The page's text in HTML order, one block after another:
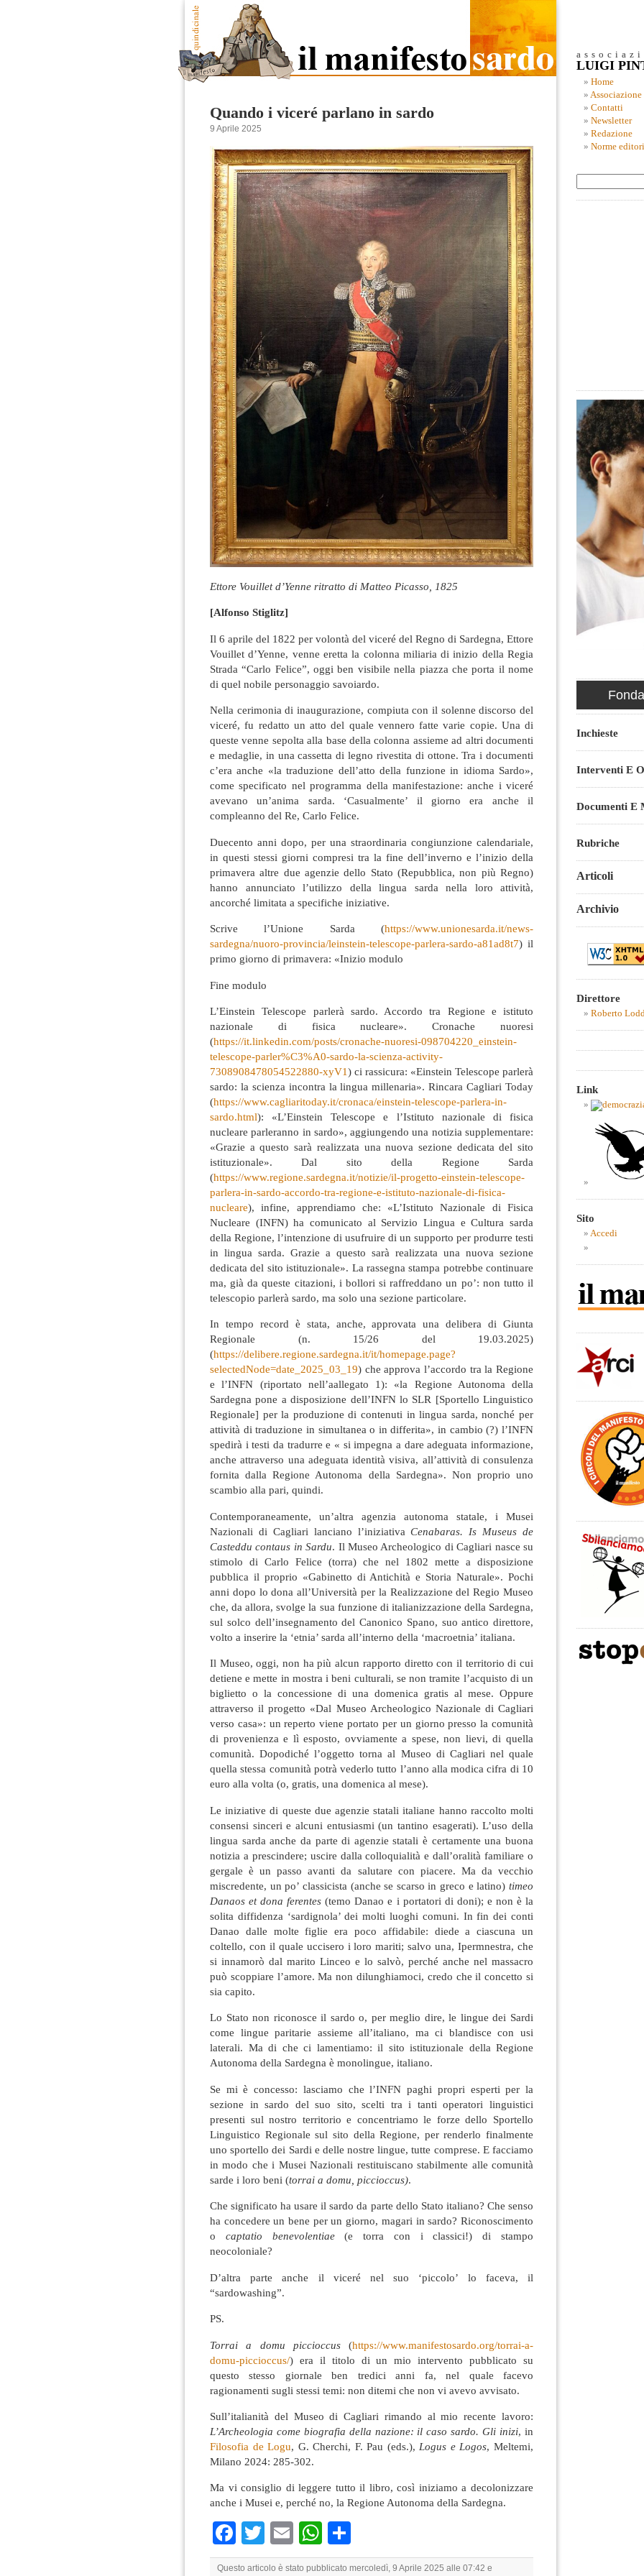
Quando i viceré parlano in sardo
9 Aprile 2025
Ettore Vouillet d’Yenne ritratto di Matteo Picasso, 1825
[Alfonso Stiglitz]
Il 6 aprile del 1822 per volontà del viceré del Regno di Sardegna, Ettore
Vouillet d’Yenne, venne eretta la colonna miliaria di inizio della Regia
Strada “Carlo Felice”, oggi ben visibile nella piazza che porta il nome
di quel nobile personaggio savoiardo.
Nella cerimonia di inaugurazione, compiuta con il solenne discorso del
viceré, fu redatto un atto del quale vennero fatte varie copie. Una di
queste venne sepolta alla base della colonna assieme ad altri documenti
e medaglie, in una cassetta di legno rivestita di ottone. Tra i documenti
c’era anche «la traduzione dell’atto della funzione in idioma Sardo»,
come specificato nel programma della manifestazione: anche i viceré
avevano un’anima sarda. ‘Casualmente’ il giorno era anche il
compleanno del Re, Carlo Felice.
Duecento anni dopo, per una straordinaria congiunzione calendariale,
in questi stessi giorni compresi tra la fine dell’inverno e l’inizio della
primavera altre due agenzie dello Stato (Repubblica, non più Regno)
hanno annunciato l’utilizzo della lingua sarda nella loro attività,
ancorché limitata a specifiche iniziative.
Scrive l’Unione Sarda (https://www.unionesarda.it/news-
sardegna/nuoro-provincia/leinstein-telescope-parlera-sardo-a81ad8t7) il
primo giorno di primavera: «Inizio modulo
Fine modulo
L’Einstein Telescope parlerà sardo. Accordo tra Regione e istituto
nazionale di fisica nucleare». Cronache nuoresi
(https://it.linkedin.com/posts/cronache-nuoresi-098704220_einstein-
telescope-parler%C3%A0-sardo-la-scienza-activity-
7308908478054522880-xyV1) ci rassicura: «Einstein Telescope parlerà
sardo: la scienza incontra la lingua millenaria». Rincara Cagliari Today
(https://www.cagliaritoday.it/cronaca/einstein-telescope-parlera-in-
sardo.html): «L’Einstein Telescope e l’Istituto nazionale di fisica
nucleare parleranno in sardo», aggiungendo una notizia supplementare:
«Grazie a questo sarà realizzata una nuova sezione dedicata del sito
istituzionale». Dal sito della Regione Sarda
(https://www.regione.sardegna.it/notizie/il-progetto-einstein-telescope-
parlera-in-sardo-accordo-tra-regione-e-istituto-nazionale-di-fisica-
nucleare), infine, apprendiamo che: «L’Istituto Nazionale di Fisica
Nucleare (INFN) ha comunicato al Servizio Lingua e Cultura sarda
della Regione, l’intenzione di usufruire di un supporto per produrre testi
in lingua sarda. Grazie a questo sarà realizzata una nuova sezione
dedicata del sito istituzionale». La rassegna stampa potrebbe continuare
ma, già da queste citazioni, i bollori si raffreddano un po’: non tutto il
telescopio parlerà sardo, ma solo una sezione particolare.
In tempo record è stata, anche, approvata una delibera di Giunta
Regionale (n. 15/26 del 19.03.2025)
(https://delibere.regione.sardegna.it/it/homepage.page?
selectedNode=date_2025_03_19) che approva l’accordo tra la Regione
e l’INFN (riportato nell’aallegato 1): «la Regione Autonoma della
Sardegna pone a disposizione dell’INFN lo SLR [Sportello Linguistico
Regionale] per la produzione di contenuti in lingua sarda, nonché per
attività di traduzione in simultanea o in differita», in cambio (?) l’INFN
spedirà i testi da tradurre e « si impegna a dare adeguata informazione,
anche attraverso una adeguata identità visiva, all’attività di consulenza
fornita dalla Regione Autonoma della Sardegna». Non proprio uno
scambio alla pari, quindi.
Contemporaneamente, un’altra agenzia autonoma statale, i Musei
Nazionali di Cagliari lanciano l’iniziativaCenabaras. Is Museus de
Casteddu contaus in Sardu. Il Museo Archeologico di Cagliari nasce su
stimolo di Carlo Felice (torra) che nel 1802 mette a disposizione
pubblica il proprio «Gabinetto di Antichità e Storia Naturale». Pochi
anni dopo lo dona all’Università per la Realizzazione del Regio Museo
che, da allora, svolge la sua funzione di italianizzazione della Sardegna,
sul solco dell’insegnamento del Canonico Spano, suo antico direttore,
volto a inserire la ‘etnia’ sarda all’interno della ‘macroetnia’ italiana.
Il Museo, oggi, non ha più alcun rapporto diretto con il territorio di cui
detiene e mette in mostra i beni culturali, se non tramite l’acquisto di un
biglietto o la concessione di una domenica gratis al mese. Oppure
attraverso il progetto «Dal Museo Archeologico Nazionale di Cagliari
verso casa»: un reperto viene portato per un giorno presso la comunità
di provenienza e lì esposto, ovviamente a spese, non lievi, di quella
comunità. Dopodiché l’oggetto torna al Museo di Cagliari nel quale
quella stessa comunità potrà vederlo tutto l’anno alla modica cifra di 10
euro alla volta (o, gratis, una domenica al mese).
Le iniziative di queste due agenzie statali italiane hanno raccolto molti
consensi sinceri e alcuni entusiasmi (un tantino esagerati). L’uso della
lingua sarda anche da parte di agenzie statali è certamente una buona
notizia a prescindere; uscire dalla colloquialità e dall’oralità familiare o
gergale è un passo avanti da salutare con piacere. Ma da vecchio
miscredente, un po’ classicista (anche se scarso in greco e latino) timeo
Danaos et dona ferentes (temo Danao e i portatori di doni); e non è la
solita diffidenza ‘sardignola’ dei molti luoghi comuni. In fin dei conti
Danao dalle molte figlie era poco affidabile: diede a ciascuna un
coltello, con il quale uccisero i loro mariti; salvo una, Ipermnestra, che
si innamorò dal marito Linceo e lo salvò, perché anche nel massacro
può scoppiare l’amore. Ma non dilunghiamoci, credo che il concetto si
sia capito.
Lo Stato non riconosce il sardo o, per meglio dire, le lingue dei Sardi
come lingue paritarie assieme all’italiano, ma ci blandisce con usi
laterali. Ma di che ci lamentiamo: il sito istituzionale della Regione
Autonoma della Sardegna è monolingue, italiano.
Se mi è concesso: lasciamo che l’INFN paghi propri esperti per la
sezione in sardo del suo sito, scelti tra i tanti operatori linguistici
presenti sul nostro territorio e concentriamo le forze dello Sportello
Linguistico Regionale sul sito della Regione, per renderlo finalmente
uno sportello dei Sardi e delle nostre lingue, tutte comprese. E facciamo
in modo che i Musei Nazionali restituiscano stabilmente alle comunità
sarde i loro beni (torrai a domu, piccioccus).
Che significato ha usare il sardo da parte dello Stato italiano? Che senso
ha concedere un bene per un giorno, magari in sardo? Riconoscimento
o captatio benevolentiae(e torra con i classici!) di stampo
neocoloniale?
D’altra parte anche il viceré nel suo ‘piccolo’ lo faceva, il
“sardowashing”.
PS.
Torrai a domu piccioccus (https://www.manifestosardo.org/torrai-a-
domu-piccioccus/) era il titolo di un mio intervento pubblicato su
questo stesso giornale ben tredici anni fa, nel quale facevo
ragionamenti sugli stessi temi: non ditemi che non vi avevo avvisato.
Sull’italianità del Museo di Cagliari rimando al mio recente lavoro:
L’Archeologia come biografia della nazione: il caso sardo. Gli inizi, in
Filosofia de Logu, G. Cherchi, F. Pau (eds.), Logus e Logos, Meltemi,
Milano 2024: 285-302.
Ma vi consiglio di leggere tutto il libro, così iniziamo a decolonizzare
anche i Musei e, perché no, la Regione Autonoma della Sardegna.
Facebook
TwitterEmailWhatsApp
Questo articolo è stato pubblicato mercoledì, 9 Aprile 2025 alle 07:42 e
LUIGI
Home
Associazione
Contatti
Newsletter
Redazione
Norme
Inchieste
Interventi E
Documenti E
Rubriche
Articoli
Archivio
Direttore
Roberto
Link
Sito
Accedi